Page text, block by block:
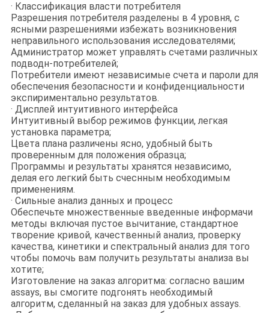
· Классификация власти потребителя
Разрешения потребителя разделены в 4 уровня, с
ясными разрешениями избежать возникновения
неправильного использования исследователями;
Администратор может управлять счетами различных
подводн-потребителей;
Потребители имеют независимые счета и пароли для
обеспечения безопасности и конфиденциальности
экспириментально результатов.
· Дисплей интуитивного интерфейса
Интуитивный выбор режимов функции, легкая
установка параметра;
Цвета плана различены ясно, удобный быть
проверенным для положения образца;
Программы и результаты хранятся независимо,
делая его легкий быть счеснным необходимым
применениям.
· Сильные анализ данных и процесс
Обеспечьте множественные введенные информачи
методы включая пустое вычитание, стандартное
творение кривой, качественный анализ, проверку
качества, кинетики и спектральный анализ для того
чтобы помочь вам получить результаты анализа вы
хотите;
Изготовление на заказ алгоритма: согласно вашим
assays, вы смогите подгонять необходимый
алгоритм, сделанный на заказ для удобных assays.